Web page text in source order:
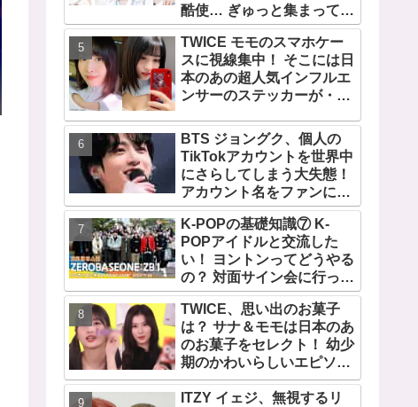
酷使… ぎゅっと集まってお
互いの体に負荷をかけあう
３人のトレーニング風景が
かわいすぎるとファンくぎ
づけ
TWICE モモのスマホケー
スに視線集中！ そこには日
本のあの超人気インフルエ
ンサーのステッカーが・・
るその人物は大よろこび！
まさに「成功したファン」
だと話題沸騰
BTS ジョングク、個人の
TikTokアカウントを世界中
にさらしてしまう大失態！
アカウント名をファンにい
じられてタジタジに
K-POPの基礎知識⑦ K-
POPアイドルと交流した
い！ ヨントンってどうやる
の？ 対面サイン会に行って
みたい！ ショケ、お見送り
会、握手会・・・リリース
イベントあれこれを紹介
TWICE、思い出のお菓子
は？ サナ＆モモは日本のあ
のお菓子をセレクト！ 幼少
期のかわいらしいエピソー
ドも公開
ITZY イェジ、無視するリ